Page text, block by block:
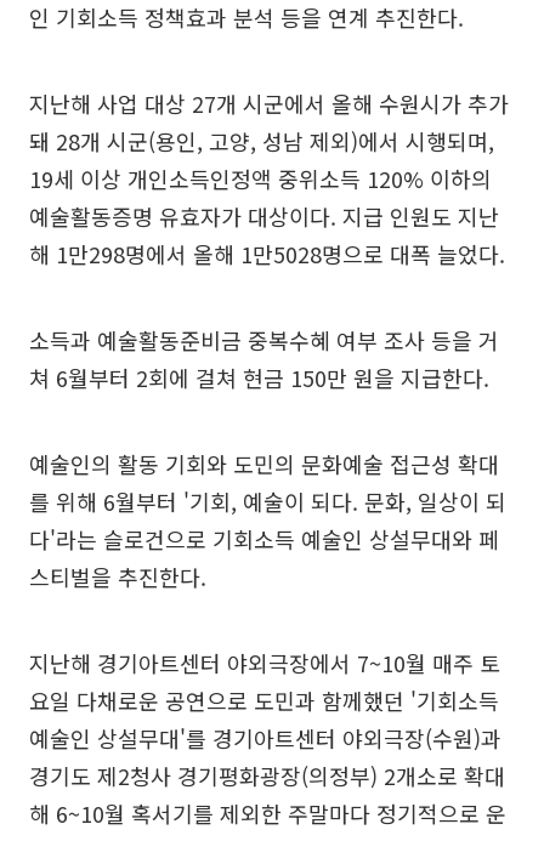
인 기회소득 정책효과 분석 등을 연계 추진한다.
지난해 사업 대상 27개 시군에서 올해 수원시가 추가
돼 28개 시군(용인, 고양, 성남 제외)에서 시행되며,
19세 이상 개인소득인정액 중위소득 120% 이하의
예술활동증명 유효자가 대상이다. 지급 인원도 지난
해 1만298명에서 올해 1만5028명으로 대폭 늘었다.
소득과 예술활동준비금 중복수혜 여부 조사 등을 거
쳐 6월부터 2회에 걸쳐 현금 150만 원을 지급한다.
예술인의 활동 기회와 도민의 문화예술 접근성 확대
를 위해 6월부터 '기회, 예술이 되다. 문화, 일상이 되
다'라는 슬로건으로 기회소득 예술인 상설무대와 페
스티벌을 추진한다.
지난해 경기아트센터 야외극장에서 7~10월 매주 토
요일 다채로운 공연으로 도민과 함께했던 '기회소득
예술인 상설무대'를 경기아트센터 야외극장(수원)과
경기도 제2청사 경기평화광장(의정부) 2개소로 확대
해 6~10월 혹서기를 제외한 주말마다 정기적으로 운